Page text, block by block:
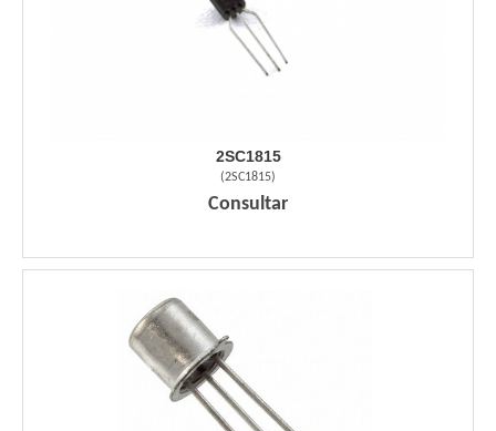
2SC1815
(2SC1815)
Consultar